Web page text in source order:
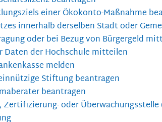
einer Ökokonto-Maßnahme
innerhalb derselben Stadt oder
oder bei Bezug von Bürgergeld
Daten der Hochschule mitteilen
melden
Stiftung beantragen
beantragen
Zertifizierung- oder Überwachungsstelle